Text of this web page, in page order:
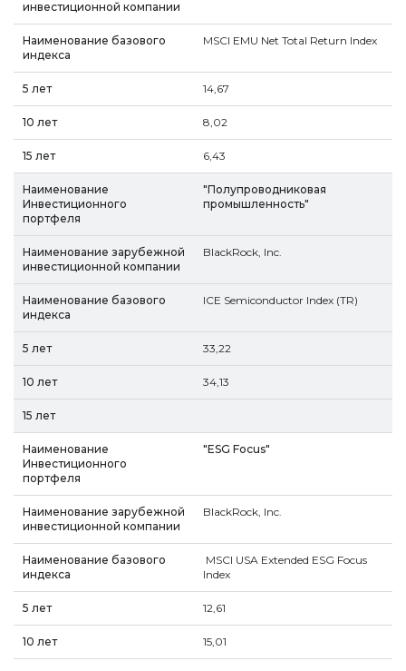
MSCI EMU Net Total Return Index
14,67
8,02
6,43
"Полупроводниковая
промышленность"
BlackRock, Inc.
ICE Semiconductor Index (TR)
33,22
34,13
"ESG Focus"
BlackRock, Inc.
MSCI USA Extended ESG Focus
Index
12,61
15,01